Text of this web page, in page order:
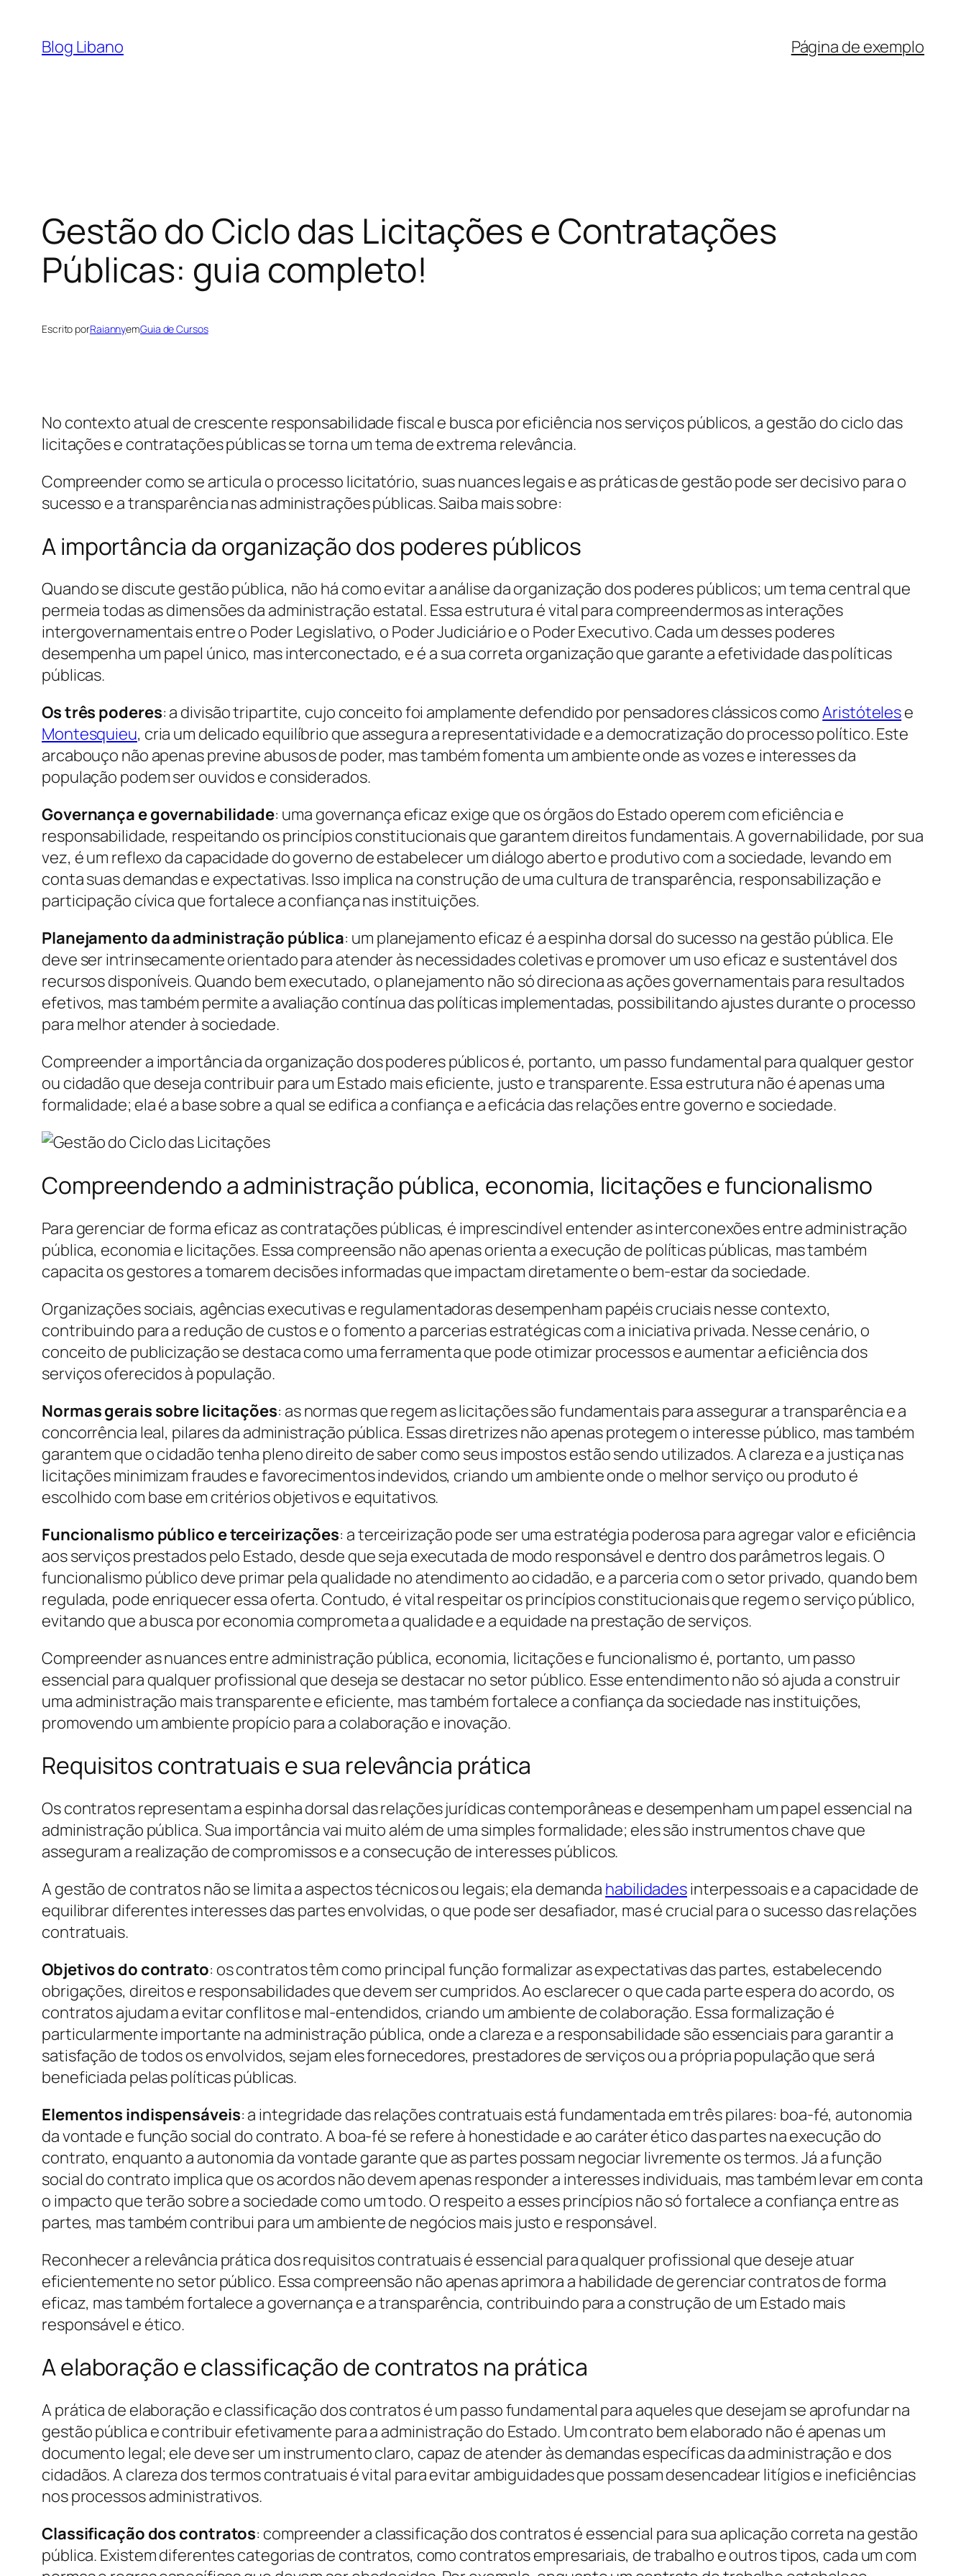
Blog Libano Página de exemplo
Gestão do Ciclo das Licitações e Contratações
Públicas: guia completo!
Escrito porRaiannyemGuia de Cursos
No contexto atual de crescente responsabilidade fiscal e busca por eficiência nos serviços públicos, a gestão do ciclo das
licitações e contratações públicas se torna um tema de extrema relevância.
Compreender como se articula o processo licitatório, suas nuances legais e as práticas de gestão pode ser decisivo para o
sucesso e a transparência nas administrações públicas. Saiba mais sobre:
A importância da organização dos poderes públicos
Quando se discute gestão pública, não há como evitar a análise da organização dos poderes públicos; um tema central que
permeia todas as dimensões da administração estatal. Essa estrutura é vital para compreendermos as interações
intergovernamentais entre o Poder Legislativo, o Poder Judiciário e o Poder Executivo. Cada um desses poderes
desempenha um papel único, mas interconectado, e é a sua correta organização que garante a efetividade das políticas
públicas.
Os três poderes: a divisão tripartite, cujo conceito foi amplamente defendido por pensadores clássicos comoAristótelese
Montesquieu, cria um delicado equilíbrio que assegura a representatividade e a democratização do processo político. Este
arcabouço não apenas previne abusos de poder, mas também fomenta um ambiente onde as vozes e interesses da
população podem ser ouvidos e considerados.
Governança e governabilidade: uma governança eficaz exige que os órgãos do Estado operem com eficiência e
responsabilidade, respeitando os princípios constitucionais que garantem direitos fundamentais. A governabilidade, por sua
vez, é um reflexo da capacidade do governo de estabelecer um diálogo aberto e produtivo com a sociedade, levando em
conta suas demandas e expectativas. Isso implica na construção de uma cultura de transparência, responsabilização e
participação cívica que fortalece a confiança nas instituições.
Planejamento da administração pública: um planejamento eficaz é a espinha dorsal do sucesso na gestão pública. Ele
deve ser intrinsecamente orientado para atender às necessidades coletivas e promover um uso eficaz e sustentável dos
recursos disponíveis. Quando bem executado, o planejamento não só direciona as ações governamentais para resultados
efetivos, mas também permite a avaliação contínua das políticas implementadas, possibilitando ajustes durante o processo
para melhor atender à sociedade.
Compreender a importância da organização dos poderes públicos é, portanto, um passo fundamental para qualquer gestor
ou cidadão que deseja contribuir para um Estado mais eficiente, justo e transparente. Essa estrutura não é apenas uma
formalidade; ela é a base sobre a qual se edifica a confiança e a eficácia das relações entre governo e sociedade.
Compreendendo a administração pública, economia, licitações e funcionalismo
Para gerenciar de forma eficaz as contratações públicas, é imprescindível entender as interconexões entre administração
pública, economia e licitações. Essa compreensão não apenas orienta a execução de políticas públicas, mas também
capacita os gestores a tomarem decisões informadas que impactam diretamente o bem-estar da sociedade.
Organizações sociais, agências executivas e regulamentadoras desempenham papéis cruciais nesse contexto,
contribuindo para a redução de custos e o fomento a parcerias estratégicas com a iniciativa privada. Nesse cenário, o
conceito de publicização se destaca como uma ferramenta que pode otimizar processos e aumentar a eficiência dos
serviços oferecidos à população.
Normas gerais sobre licitações: as normas que regem as licitações são fundamentais para assegurar a transparência e a
concorrência leal, pilares da administração pública. Essas diretrizes não apenas protegem o interesse público, mas também
garantem que o cidadão tenha pleno direito de saber como seus impostos estão sendo utilizados. A clareza e a justiça nas
licitações minimizam fraudes e favorecimentos indevidos, criando um ambiente onde o melhor serviço ou produto é
escolhido com base em critérios objetivos e equitativos.
Funcionalismo público e terceirizações: a terceirização pode ser uma estratégia poderosa para agregar valor e eficiência
aos serviços prestados pelo Estado, desde que seja executada de modo responsável e dentro dos parâmetros legais. O
funcionalismo público deve primar pela qualidade no atendimento ao cidadão, e a parceria com o setor privado, quando bem
regulada, pode enriquecer essa oferta. Contudo, é vital respeitar os princípios constitucionais que regem o serviço público,
evitando que a busca por economia comprometa a qualidade e a equidade na prestação de serviços.
Compreender as nuances entre administração pública, economia, licitações e funcionalismo é, portanto, um passo
essencial para qualquer profissional que deseja se destacar no setor público. Esse entendimento não só ajuda a construir
uma administração mais transparente e eficiente, mas também fortalece a confiança da sociedade nas instituições,
promovendo um ambiente propício para a colaboração e inovação.
Requisitos contratuais e sua relevância prática
Os contratos representam a espinha dorsal das relações jurídicas contemporâneas e desempenham um papel essencial na
administração pública. Sua importância vai muito além de uma simples formalidade; eles são instrumentos chave que
asseguram a realização de compromissos e a consecução de interesses públicos.
A gestão de contratos não se limita a aspectos técnicos ou legais; ela demanda habilidadesinterpessoais e a capacidade de
equilibrar diferentes interesses das partes envolvidas, o que pode ser desafiador, mas é crucial para o sucesso das relações
contratuais.
Objetivos do contrato: os contratos têm como principal função formalizar as expectativas das partes, estabelecendo
obrigações, direitos e responsabilidades que devem ser cumpridos. Ao esclarecer o que cada parte espera do acordo, os
contratos ajudam a evitar conflitos e mal-entendidos, criando um ambiente de colaboração. Essa formalização é
particularmente importante na administração pública, onde a clareza e a responsabilidade são essenciais para garantir a
satisfação de todos os envolvidos, sejam eles fornecedores, prestadores de serviços ou a própria população que será
beneficiada pelas políticas públicas.
Elementos indispensáveis: a integridade das relações contratuais está fundamentada em três pilares: boa-fé, autonomia
da vontade e função social do contrato. A boa-fé se refere à honestidade e ao caráter ético das partes na execução do
contrato, enquanto a autonomia da vontade garante que as partes possam negociar livremente os termos. Já a função
social do contrato implica que os acordos não devem apenas responder a interesses individuais, mas também levar em conta
o impacto que terão sobre a sociedade como um todo. O respeito a esses princípios não só fortalece a confiança entre as
partes, mas também contribui para um ambiente de negócios mais justo e responsável.
Reconhecer a relevância prática dos requisitos contratuais é essencial para qualquer profissional que deseje atuar
eficientemente no setor público. Essa compreensão não apenas aprimora a habilidade de gerenciar contratos de forma
eficaz, mas também fortalece a governança e a transparência, contribuindo para a construção de um Estado mais
responsável e ético.
A elaboração e classificação de contratos na prática
A prática de elaboração e classificação dos contratos é um passo fundamental para aqueles que desejam se aprofundar na
gestão pública e contribuir efetivamente para a administração do Estado. Um contrato bem elaborado não é apenas um
documento legal; ele deve ser um instrumento claro, capaz de atender às demandas específicas da administração e dos
cidadãos. A clareza dos termos contratuais é vital para evitar ambiguidades que possam desencadear litígios e ineficiências
nos processos administrativos.
Classificação dos contratos: compreender a classificação dos contratos é essencial para sua aplicação correta na gestão
pública. Existem diferentes categorias de contratos, como contratos empresariais, de trabalho e outros tipos, cada um com